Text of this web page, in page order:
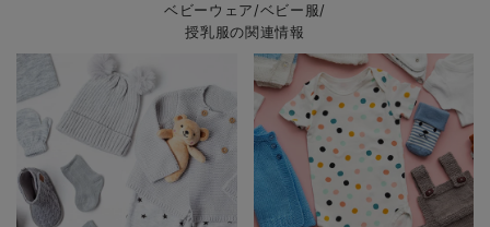
ベビーウェア/ベビー服/
授乳服の関連情報